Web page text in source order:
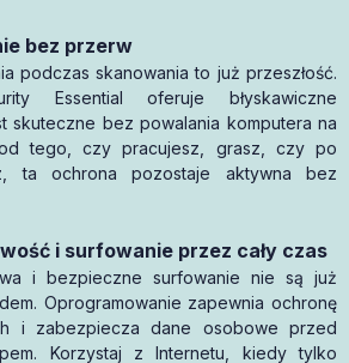
bez przerw
podczas skanowania to już przeszłość.
Essential oferuje błyskawiczne
skuteczne bez powalania komputera na
tego, czy pracujesz, grasz, czy po
ta ochrona pozostaje aktywna bez
i surfowanie przez cały czas
i bezpieczne surfowanie nie są już
Oprogramowanie zapewnia ochronę
i zabezpiecza dane osobowe przed
Korzystaj z Internetu, kiedy tylko